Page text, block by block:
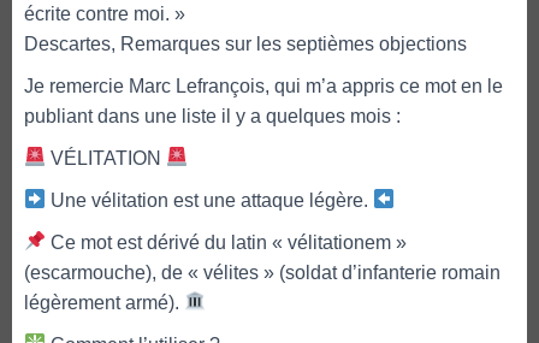
écrite contre moi. »
Descartes, Remarques sur les septièmes objections
Je remercie Marc Lefrançois, qui m’a appris ce mot en le
publiant dans une liste il y a quelques mois :
VÉLITATION
Une vélitation est une attaque légère.
Ce mot est dérivé du latin « vélitationem »
(escarmouche), de « vélites » (soldat d’infanterie romain
légèrement armé).